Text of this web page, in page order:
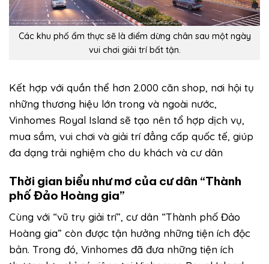
Các khu phố ẩm thực sẽ là điểm dừng chân sau một ngày
vui chơi giải trí bất tận.
Kết hợp với quần thể hơn 2.000 căn shop, nơi hội tụ
những thương hiệu lớn trong và ngoài nước,
Vinhomes Royal Island sẽ tạo nên tổ hợp dịch vụ,
mua sắm, vui chơi và giải trí đẳng cấp quốc tế, giúp
đa dạng trải nghiệm cho du khách và cư dân
Thời gian biểu như mơ của cư dân “Thành
phố Đảo Hoàng gia”
Cùng với “vũ trụ giải trí”, cư dân “Thành phố Đảo
Hoàng gia” còn được tận hưởng những tiện ích độc
bản. Trong đó, Vinhomes đã đưa những tiện ích